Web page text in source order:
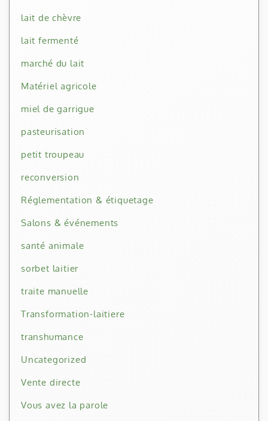
lait de chèvre
lait fermenté
marché du lait
Matériel agricole
miel de garrigue
pasteurisation
petit troupeau
reconversion
Réglementation & étiquetage
Salons & événements
santé animale
sorbet laitier
traite manuelle
Transformation-laitiere
transhumance
Uncategorized
Vente directe
Vous avez la parole